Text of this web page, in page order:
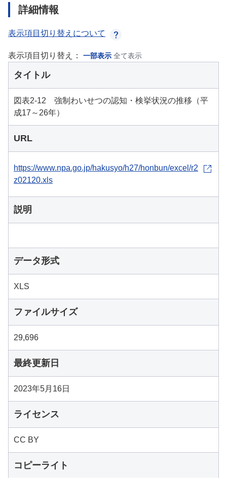
詳細情報
表示項目切り替えについて
表示項目切り替え： 一部表示 全て表示
タイトル
図表2-12 強制わいせつの認知・検挙状況の推移（平
成17～26年）
URL
https://www.npa.go.jp/hakusyo/h27/honbun/excel/r2
z02120.xls
説明
データ形式
XLS
ファイルサイズ
29,696
最終更新日
2023年5月16日
ライセンス
CC BY
コピーライト